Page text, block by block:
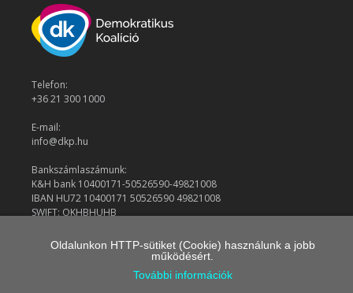
Telefon:
+36 21 300 1000
E-mail:
info@dkp.hu
Bankszámlaszámunk:
K&H bank 10400171-50526590-49821008
IBAN HU72 10400171 50526590 49821008
SWIFT: OKHBHUHB
© 2026 Demokratikus Koalíció
Oldalunkon HTTP-sütiket (Cookie) használunk a jobb
működésért.
További információk